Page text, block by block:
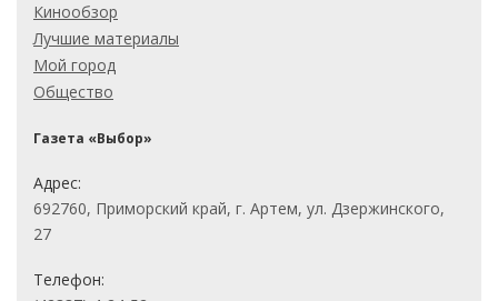
Кинообзор
Лучшие материалы
Мой город
Общество
Газета «Выбор»
Адрес:
692760, Приморский край, г. Артем, ул. Дзержинского,
27
Телефон: